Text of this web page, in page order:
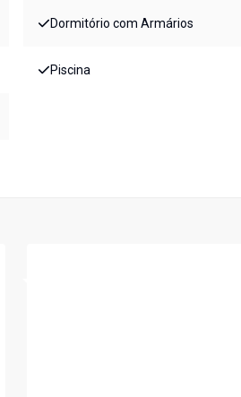
Dormitório com Armários
Piscina